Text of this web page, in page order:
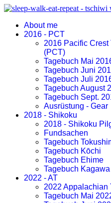
About me
2016 - PCT
2016 Pacific Crest
(PCT)
Tagebuch Mai
Tagebuch Juni
Tagebuch Juli
Tagebuch August
Tagebuch Sept.
Ausrüstung - Gear
2018 - Shikoku
2018 - Shikoku
Fundsachen
Tagebuch
Tagebuch Kōchi
Tagebuch Ehime
Tagebuch Kagawa
2022 - AT
2022 Appalachian
Tagebuch Mai